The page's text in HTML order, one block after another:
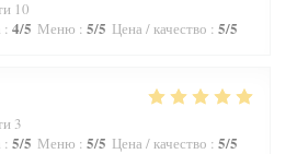
10
: 4/5 Меню : 5/5 Цена / качество : 5/5
3
: 5/5 Меню : 5/5 Цена / качество : 5/5